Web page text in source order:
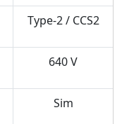
Type-2 / CCS2
640 V
Sim